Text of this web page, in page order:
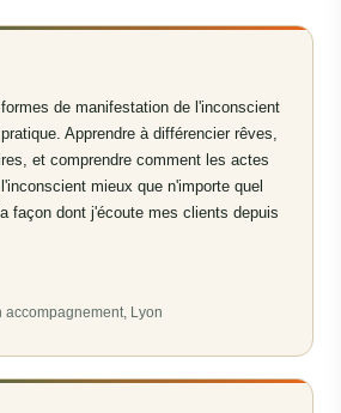
de manifestation de l'inconscient
Apprendre à différencier rêves,
et comprendre comment les actes
mieux que n'importe quel
façon dont j'écoute mes clients depuis
accompagnement, Lyon